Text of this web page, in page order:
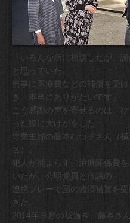
「いろんな所に相談したが、
と思っていた。
無事に医療費などの補償を受
き、本当にありがたいです」
こう感謝の声を寄せるのは、
った際に大けがをした
専業主婦の藤本むつ子さん（
区）。
犯人が捕まらず、治療関係費
いたが、公明党員と市議の
連携プレーで国の救済措置を
きた。
2014年９月の昼過ぎ、藤本さ